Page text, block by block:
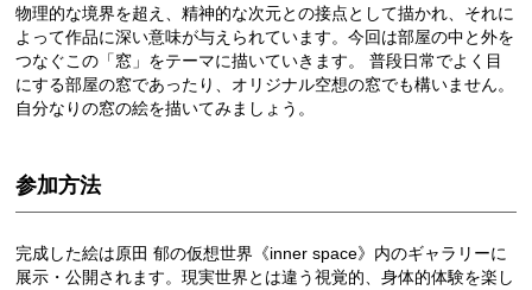
物理的な境界を超え、精神的な次元との接点として描かれ、それに
よって作品に深い意味が与えられています。今回は部屋の中と外を
つなぐこの「窓」をテーマに描いていきます。 普段日常でよく目
にする部屋の窓であったり、オリジナル空想の窓でも構いません。
自分なりの窓の絵を描いてみましょう。
参加方法
完成した絵は原田 郁の仮想世界《inner space》内のギャラリーに
展示・公開されます。現実世界とは違う視覚的、身体的体験を楽し